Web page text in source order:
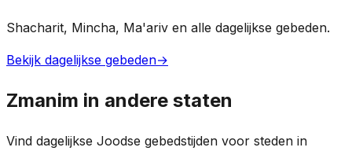
Shacharit, Mincha, Ma'ariv en alle dagelijkse gebeden.
Bekijk dagelijkse gebeden→
Zmanim in andere staten
Vind dagelijkse Joodse gebedstijden voor steden in